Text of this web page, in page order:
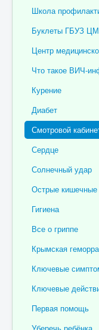
Лекарственное
Документы
Связаться с нами
Отзывы
Контакты
Школа
Буклеты ГБУЗ
Центр
Что такое ВИЧ-
Курение
Диабет
Смотровой
Сердце
Солнечный удар
Острые
Гигиена
Все о гриппе
Крымская
Ключевые
Ключевые
Первая помощь
Уберечь ребёнка